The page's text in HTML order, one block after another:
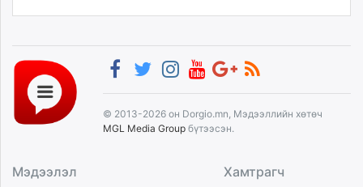
© 2013-2026 он Dorgio.mn, Мэдээллийн хөтөч
MGL Media Group бүтээсэн.
Мэдээлэл Хамтрагч